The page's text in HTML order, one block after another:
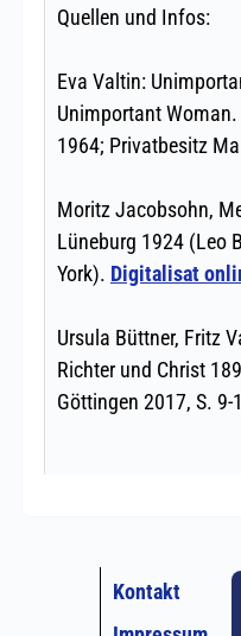
Kontakt